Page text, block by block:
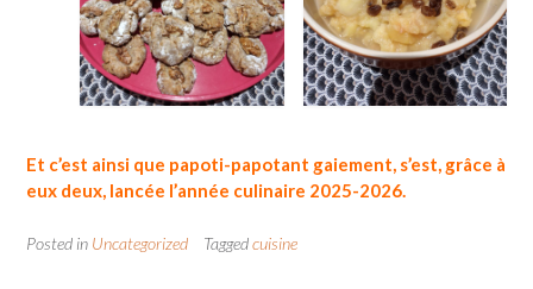
Et c’est ainsi que papoti-papotant gaiement, s’est, grâce à
eux deux, lancée l’année culinaire 2025-2026.
Posted in Uncategorized Taggedcuisine